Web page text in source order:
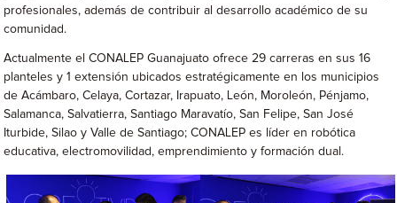
profesionales, además de contribuir al desarrollo académico de su
comunidad.
Actualmente el CONALEP Guanajuato ofrece 29 carreras en sus 16
planteles y 1 extensión ubicados estratégicamente en los municipios
de Acámbaro, Celaya, Cortazar, Irapuato, León, Moroleón, Pénjamo,
Salamanca, Salvatierra, Santiago Maravatío, San Felipe, San José
Iturbide, Silao y Valle de Santiago; CONALEP es líder en robótica
educativa, electromovilidad, emprendimiento y formación dual.